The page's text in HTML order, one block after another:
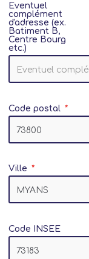
Eventuel
complément
d'adresse (ex.
Batiment B,
Centre Bourg
etc.)
Code postal
Ville
Code INSEE